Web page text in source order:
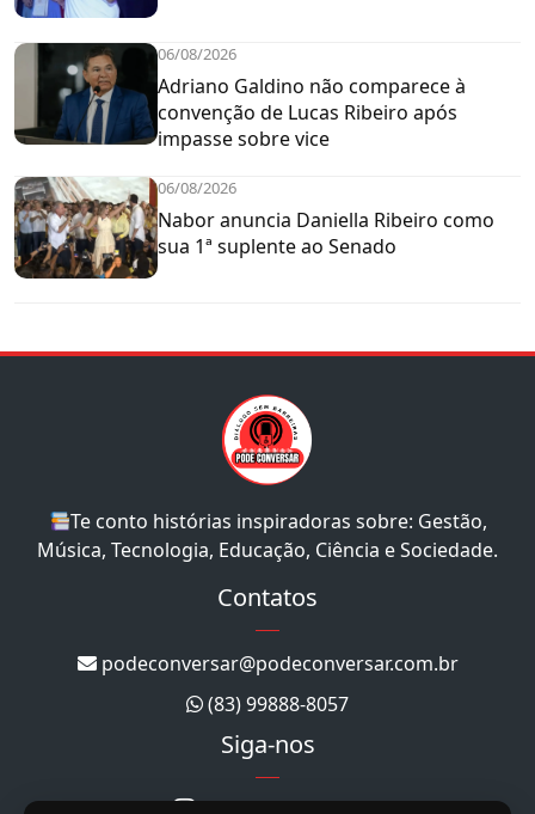
06/08/2026
Adriano Galdino não comparece à
convenção de Lucas Ribeiro após
impasse sobre vice
06/08/2026
Nabor anuncia Daniella Ribeiro como
sua 1ª suplente ao Senado
Te conto histórias inspiradoras sobre: Gestão,
Música, Tecnologia, Educação, Ciência e Sociedade.
Contatos
podeconversar@podeconversar.com.br
(83) 99888-8057
Siga-nos